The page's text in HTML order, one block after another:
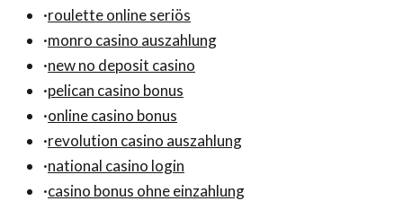
·roulette online seriös
·monro casino auszahlung
·new no deposit casino
·pelican casino bonus
·online casino bonus
·revolution casino auszahlung
·national casino login
·casino bonus ohne einzahlung